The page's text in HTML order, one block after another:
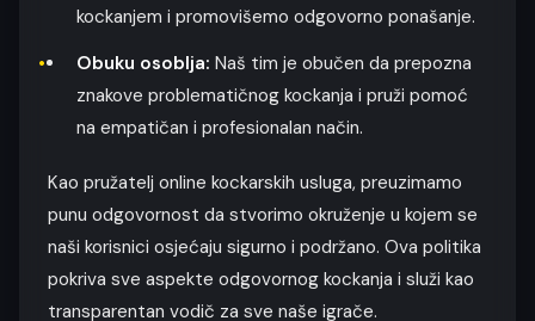
kockanjem i promovišemo odgovorno ponašanje.
Obuku osoblja: Naš tim je obučen da prepozna
znakove problematičnog kockanja i pruži pomoć
na empatičan i profesionalan način.
Kao pružatelj online kockarskih usluga, preuzimamo
punu odgovornost da stvorimo okruženje u kojem se
naši korisnici osjećaju sigurno i podržano. Ova politika
pokriva sve aspekte odgovornog kockanja i služi kao
transparentan vodič za sve naše igrače.